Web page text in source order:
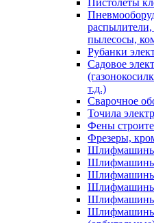
Пистолеты
пылесосы,
Рубанки
Садовое
т.д.)
Сварочное
Точила
Фены
Фрезеры,
Шлифмашины
Шлифмашины
Шлифмашины
Шлифмашины
Шлифмашины
Шлифмашины